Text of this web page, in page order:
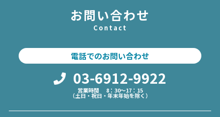
お問い合わせ
Contact
電話でのお問い合わせ
03-6912-9922
営業時間 8：30～17：15
（土日・祝日・年末年始を除く）